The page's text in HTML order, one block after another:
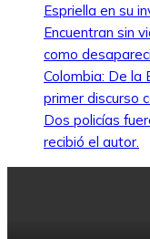
Espriella en su
Encuentran sin
como
Colombia: De la
primer discurso
Dos policías
recibió el autor.